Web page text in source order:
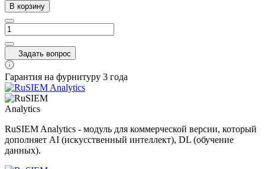
В корзину
Задать вопрос
Гарантия на фурнитуру 3 года
RuSIEM Analytics - модуль для коммерческой версии, который
дополняет AI (искусственный интеллект), DL (обучение
данных).